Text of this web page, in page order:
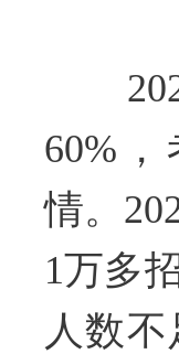
2024
60%
情。
1万多
人数